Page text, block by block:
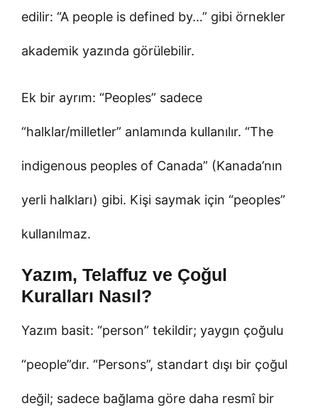
edilir: “A people is defined by…” gibi örnekler
akademik yazında görülebilir.
Ek bir ayrım: “Peoples” sadece
“halklar/milletler” anlamında kullanılır. “The
indigenous peoples of Canada” (Kanada’nın
yerli halkları) gibi. Kişi saymak için “peoples”
kullanılmaz.
Yazım, Telaffuz ve Çoğul
Kuralları Nasıl?
Yazım basit: “person” tekildir; yaygın çoğulu
“people”dır. “Persons”, standart dışı bir çoğul
değil; sadece bağlama göre daha resmî bir